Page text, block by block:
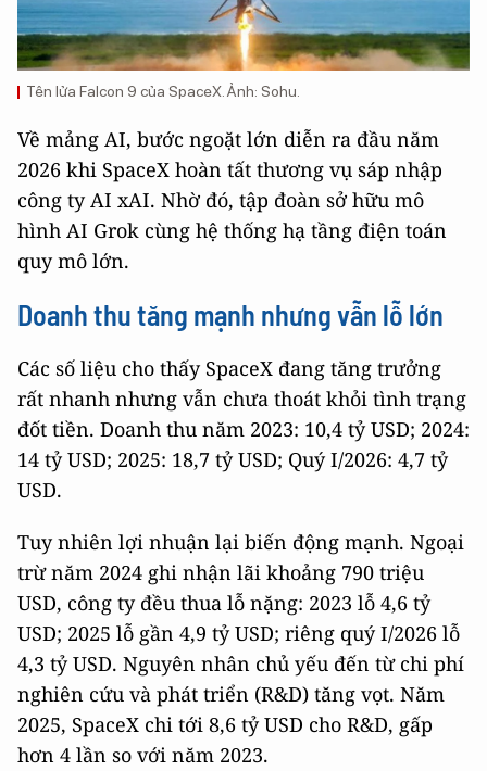
Tên lửa Falcon 9 của SpaceX. Ảnh: Sohu.
Về mảng AI, bước ngoặt lớn diễn ra đầu năm
2026 khi SpaceX hoàn tất thương vụ sáp nhập
công ty AI xAI. Nhờ đó, tập đoàn sở hữu mô
hình AI Grok cùng hệ thống hạ tầng điện toán
quy mô lớn.
Doanh thu tăng mạnh nhưng vẫn lỗ lớn
Các số liệu cho thấy SpaceX đang tăng trưởng
rất nhanh nhưng vẫn chưa thoát khỏi tình trạng
đốt tiền. Doanh thu năm 2023: 10,4 tỷ USD; 2024:
14 tỷ USD; 2025: 18,7 tỷ USD; Quý I/2026: 4,7 tỷ
USD.
Tuy nhiên lợi nhuận lại biến động mạnh. Ngoại
trừ năm 2024 ghi nhận lãi khoảng 790 triệu
USD, công ty đều thua lỗ nặng: 2023 lỗ 4,6 tỷ
USD; 2025 lỗ gần 4,9 tỷ USD; riêng quý I/2026 lỗ
4,3 tỷ USD. Nguyên nhân chủ yếu đến từ chi phí
nghiên cứu và phát triển (R&D) tăng vọt. Năm
2025, SpaceX chi tới 8,6 tỷ USD cho R&D, gấp
hơn 4 lần so với năm 2023.